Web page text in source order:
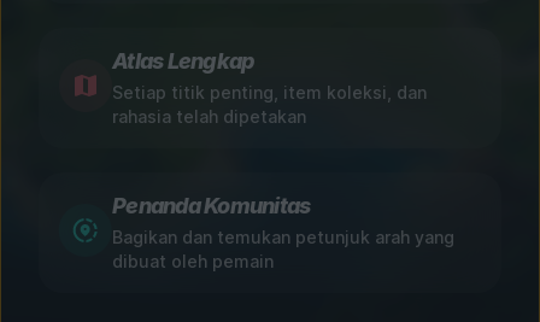
Atlas Lengkap
Setiap titik penting, item koleksi, dan
rahasia telah dipetakan
Penanda Komunitas
Bagikan dan temukan petunjuk arah yang
dibuat oleh pemain